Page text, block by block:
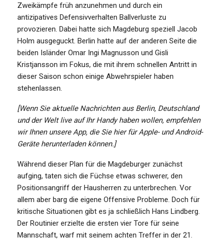
Zweikämpfe früh anzunehmen und durch ein
antizipatives Defensivverhalten Ballverluste zu
provozieren. Dabei hatte sich Magdeburg speziell Jacob
Holm ausgeguckt. Berlin hatte auf der anderen Seite die
beiden Isländer Omar Ingi Magnusson und Gisli
Kristjansson im Fokus, die mit ihrem schnellen Antritt in
dieser Saison schon einige Abwehrspieler haben
stehenlassen.
[Wenn Sie aktuelle Nachrichten aus Berlin, Deutschland
und der Welt live auf Ihr Handy haben wollen, empfehlen
wir Ihnen unsere App, die Sie hier für Apple- und Android-
Geräte herunterladen können.]
Während dieser Plan für die Magdeburger zunächst
aufging, taten sich die Füchse etwas schwerer, den
Positionsangriff der Hausherren zu unterbrechen. Vor
allem aber barg die eigene Offensive Probleme. Doch für
kritische Situationen gibt es ja schließlich Hans Lindberg.
Der Routinier erzielte die ersten vier Tore für seine
Mannschaft, warf mit seinem achten Treffer in der 21.